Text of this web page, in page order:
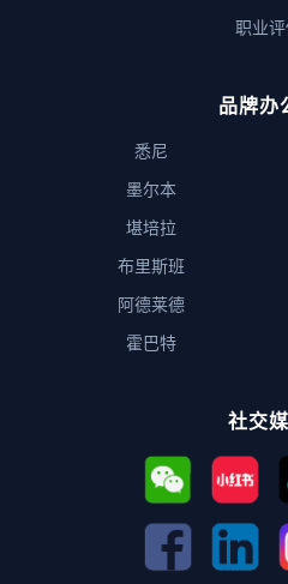
职业
品牌办
悉尼
墨尔本
堪培拉
布里斯班
阿德莱德
霍巴特
社交